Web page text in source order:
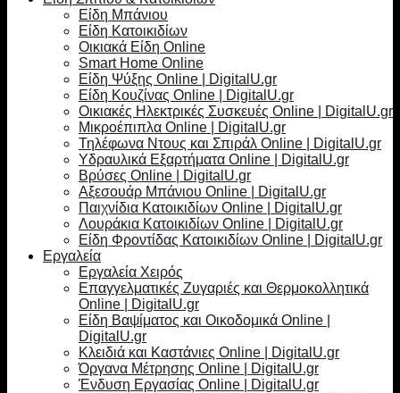
Είδη Μπάνιου
Είδη Κατοικιδίων
Οικιακά Είδη Online
Smart Home Online
Είδη Ψύξης Online | DigitalU.gr
Είδη Κουζίνας Online | DigitalU.gr
Οικιακές Ηλεκτρικές Συσκευές Online | DigitalU.gr
Μικροέπιπλα Online | DigitalU.gr
Τηλέφωνα Ντους και Σπιράλ Online | DigitalU.gr
Υδραυλικά Εξαρτήματα Online | DigitalU.gr
Βρύσες Online | DigitalU.gr
Αξεσουάρ Μπάνιου Online | DigitalU.gr
Παιχνίδια Κατοικιδίων Online | DigitalU.gr
Λουράκια Κατοικιδίων Online | DigitalU.gr
Είδη Φροντίδας Κατοικιδίων Online | DigitalU.gr
Εργαλεία
Εργαλεία Χειρός
Επαγγελματικές Ζυγαριές και Θερμοκολλητικά
Online | DigitalU.gr
Είδη Βαψίματος και Οικοδομικά Online |
DigitalU.gr
Κλειδιά και Καστάνιες Online | DigitalU.gr
Όργανα Μέτρησης Online | DigitalU.gr
Ένδυση Εργασίας Online | DigitalU.gr